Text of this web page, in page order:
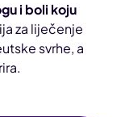
i boli koju
za liječenje
svrhe, a